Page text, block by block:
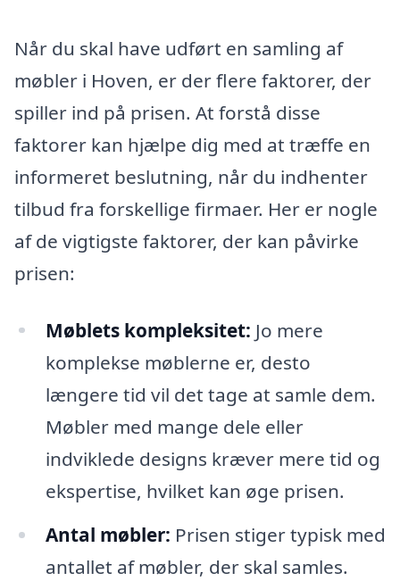
Når du skal have udført en samling af
møbler i Hoven, er der flere faktorer, der
spiller ind på prisen. At forstå disse
faktorer kan hjælpe dig med at træffe en
informeret beslutning, når du indhenter
tilbud fra forskellige firmaer. Her er nogle
af de vigtigste faktorer, der kan påvirke
prisen:
Møblets kompleksitet: Jo mere
komplekse møblerne er, desto
længere tid vil det tage at samle dem.
Møbler med mange dele eller
indviklede designs kræver mere tid og
ekspertise, hvilket kan øge prisen.
Antal møbler: Prisen stiger typisk med
antallet af møbler, der skal samles.